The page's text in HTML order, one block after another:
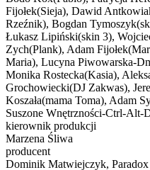
Fijołek(Sieja), Dawid
Rzeźnik), Bogdan
Łukasz Lipiński(skin 3),
Zych(Plank), Adam
Maria), Lucyna Piwowarska-
Monika Rostecka(Kasia),
Grochowiecki(DJ Zakwas),
Koszała(mama Toma), Adam
Suszone Wnętrzności-Ctrl-Alt-
kierownik produkcji
Marzena Śliwa
producent
Dominik Matwiejczyk,